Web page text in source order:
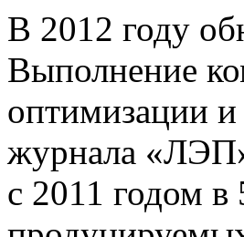
В 2012 году
Выполнение
оптимизации и
журнала
с 2011 годом в